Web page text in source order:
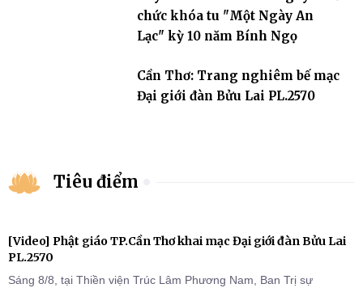
chức khóa tu "Một Ngày An
Lạc" kỳ 10 năm Bính Ngọ
Cần Thơ: Trang nghiêm bế mạc
Đại giới đàn Bửu Lai PL.2570
Tiêu điểm
[Video] Phật giáo TP.Cần Thơ khai mạc Đại giới đàn Bửu Lai
PL.2570
Sáng 8/8, tại Thiền viện Trúc Lâm Phương Nam, Ban Trị sự